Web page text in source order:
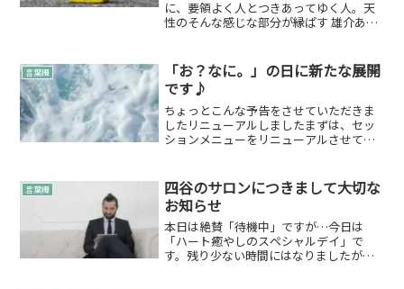
に、要領よく人とつきあってゆく人。天
性のそんな感じな部分が縁ぱす 雄介あり
☆って感じですがお仕事なので(笑)ああ言
えばこう言うイイ...
言葉綴
「お？なに。」の日に新たな展開
です♪
ちょっとこんな予告をさせていただきま
したリニューアルしましたまずは、セッ
ションメニューをリニューアルさせてい
っくり気軽に会話を楽しんでいただきな
がら大事なメッセージ...
言葉綴
四谷のサロンにつきまして大切な
お知らせ
本日は絶賛「待機中」ですが…今日は
「ハート癒やしのスペシャルデイ」で
す。残り少ない時間にはなりましたが…